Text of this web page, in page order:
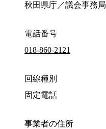
秋田県庁／議会事務
電話番号
018-860-2121
回線種別
固定電話
事業者の住所